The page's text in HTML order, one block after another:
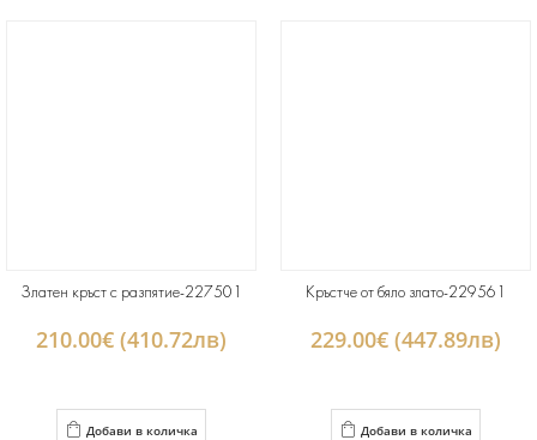
Златен кръст с разпятие-227501
210.00€ (410.72лв)
Добави в количка
Кръстче от бяло злато-229561
229.00€ (447.89лв)
Добави в количка